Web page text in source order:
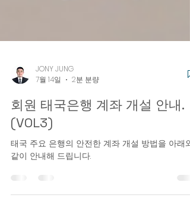
JONY JUNG
7월 14일
회원 태국은행 계좌 개설 안내.
(VOL3)
같이 안내해 드립니다.